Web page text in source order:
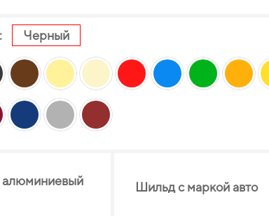
Черный
алюминиевый Шильд с маркой авто